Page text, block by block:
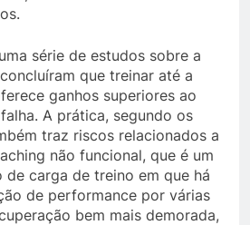
série de estudos sobre a
que treinar até a
ganhos superiores ao
A prática, segundo os
traz riscos relacionados a
não funcional, que é um
de carga de treino em que há
de performance por várias
bem mais demorada,